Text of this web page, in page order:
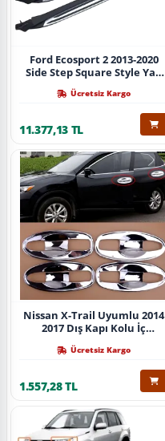
Ford Ecosport 2 2013-2020
Side Step Square Style Yan
Ücretsiz Kargo
11.377,13 TL
Nissan X-Trail Uyumlu 2014
2017 Dış Kapı Kolu İç
Ücretsiz Kargo
1.557,28 TL